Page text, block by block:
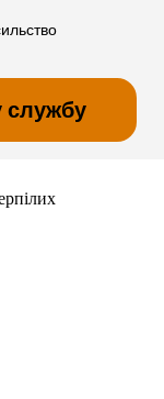
службу